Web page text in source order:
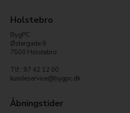
Holstebro
BygPC
Østergade 8
7500 Holstebro
Tlf.: 97 42 12 00
kundeservice@bygpc.dk
Åbningstider